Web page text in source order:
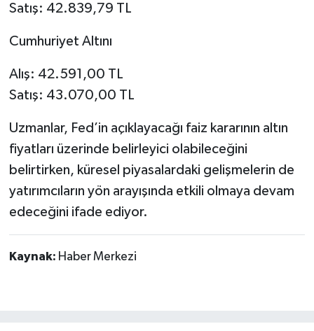
Satış: 42.839,79 TL
Cumhuriyet Altını
Alış: 42.591,00 TL
Satış: 43.070,00 TL
Uzmanlar, Fed’in açıklayacağı faiz kararının altın
fiyatları üzerinde belirleyici olabileceğini
belirtirken, küresel piyasalardaki gelişmelerin de
yatırımcıların yön arayışında etkili olmaya devam
edeceğini ifade ediyor.
Kaynak: Haber Merkezi